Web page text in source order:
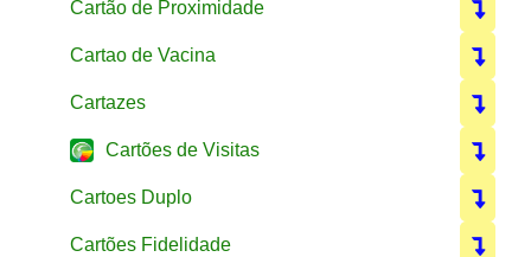
Cartão de Proximidade
Cartao de Vacina
Cartazes
Cartões de Visitas
Cartoes Duplo
Cartões Fidelidade